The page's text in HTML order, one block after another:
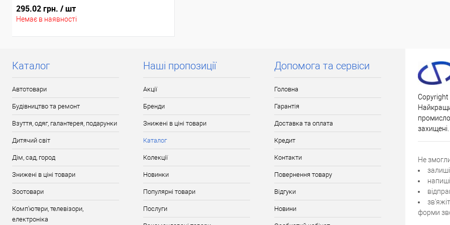
295.02 грн. / шт
Немає в наявності
Каталог
Автотовари
Будівництво та ремонт
Взуття, одяг, галантерея, подарунки
Дитячий світ
Дім, сад, город
Знижені в ціні товари
Зоотовари
Комп'ютери, телевізори,
електроніка
Наші пропозиції
Акції
Бренди
Знижені в ціні товари
Каталог
Колекції
Новинки
Популярні товари
Послуги
Допомога та сервіси
Головна
Гарантія
Доставка та оплата
Кредит
Контакти
Повернення товару
Відгуки
Новини
Copyright
захищені.
Не
форми